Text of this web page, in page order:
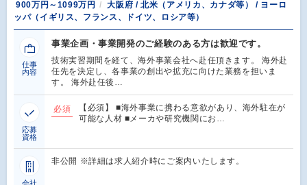
900万円～1099万円
大阪府 / 北米（アメリカ、カナダ等） / ヨーロ
ッパ（イギリス、フランス、ドイツ、ロシア等）
仕事
内容
事業企画・事業開発のご経験のある方は歓迎です。
技術実習期間を経て、海外事業会社へ赴任頂きます。 海外赴
任先を決定し、各事業の創出や拡充に向けた業務を担いま
す。 海外赴任後…
応募
資格
必須
【必須】 ■海外事業に携わる意欲があり、海外駐在が
可能な人材 ■メーカや研究機関にお…
会社
非公開 ※詳細は求人紹介時にご案内いたします。